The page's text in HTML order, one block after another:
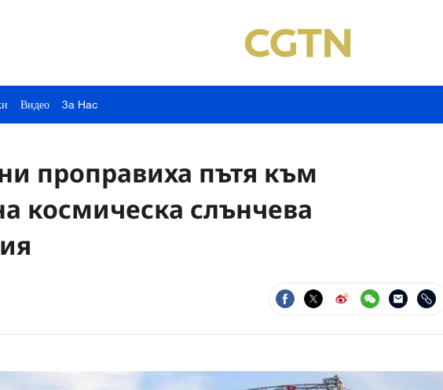
Видео 3a Hac
проправиха пътя към
космическа слънчева